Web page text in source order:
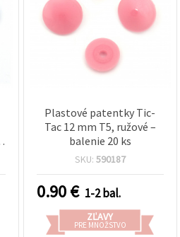
Plastové patentky Tic-
Tac 12 mm T5, ružové –
balenie 20 ks
SKU: 590187
0.90€ 1-2 bal.
ZĽAVY
PRE MNOŽSTVO